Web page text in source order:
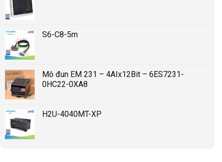
S6-C8-5m
Mô đun EM 231 – 4AIx12Bit – 6ES7231-
0HC22-0XA8
H2U-4040MT-XP